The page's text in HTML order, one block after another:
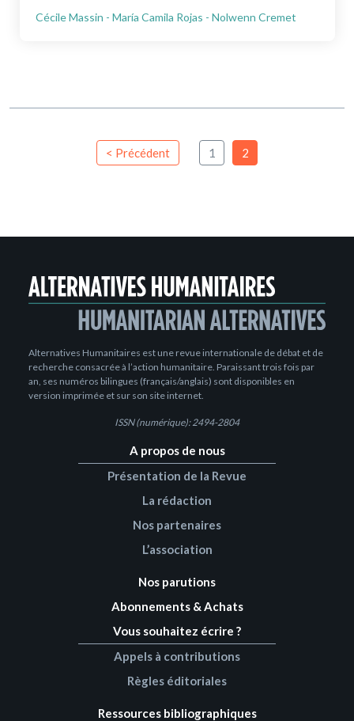
Cécile Massin - María Camila Rojas - Nolwenn Cremet
< Précédent 1 2
Alternatives Humanitaires est une revue internationale de débat et de
recherche consacrée à l’action humanitaire. Paraissant trois fois par
an, ses numéros bilingues (français/anglais) sont disponibles en
version imprimée et sur son site internet.
ISSN (numérique): 2494-2804
A propos de nous
Présentation de la Revue
La rédaction
Nos partenaires
L’association
Nos parutions
Abonnements & Achats
Vous souhaitez écrire ?
Appels à contributions
Règles éditoriales
Ressources bibliographiques